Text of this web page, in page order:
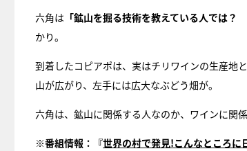
六角は 「鉱山を掘る技術を教えている人では
かり。
到着したコピアポは、実はチリワインの生産地
山が広がり、左手には広大なぶどう畑が。
六角は、鉱山に関係する人なのか、ワインに関
※番組情報：『世界の村で発見!こんなところに